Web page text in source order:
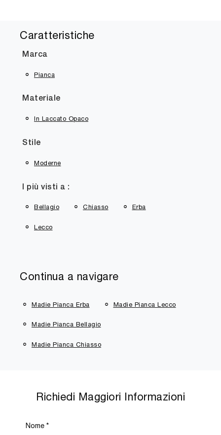
Caratteristiche
Marca
Pianca
Materiale
In Laccato Opaco
Stile
Moderne
I più visti a :
Bellagio Chiasso Erba
Lecco
Continua a navigare
Madie Pianca Erba Madie Pianca Lecco
Madie Pianca Bellagio
Madie Pianca Chiasso
Richiedi Maggiori Informazioni